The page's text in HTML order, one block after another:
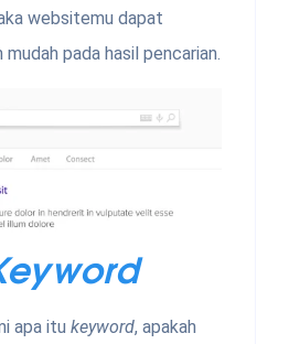
websitemu dapat
pada hasil pencarian.
apa itu keyword, apakah